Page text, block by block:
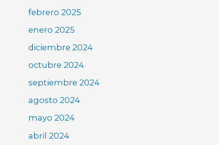
febrero 2025
enero 2025
diciembre 2024
octubre 2024
septiembre 2024
agosto 2024
mayo 2024
abril 2024